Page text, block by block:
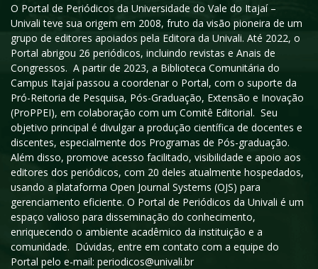
O Portal de Periódicos da Universidade do Vale do Itajaí –
Univali teve sua origem em 2008, fruto da visão pioneira de um
grupo de editores apoiados pela Editora da Univali. Até 2022, o
Portal abrigou 26 periódicos, incluindo revistas e Anais de
Congressos. A partir de 2023, a Biblioteca Comunitária do
Campus Itajaí passou a coordenar o Portal, com o suporte da
Pró-Reitoria de Pesquisa, Pós-Graduação, Extensão e Inovação
(ProPPEI), em colaboração com um Comitê Editorial. Seu
objetivo principal é divulgar a produção científica de docentes e
discentes, especialmente dos Programas de Pós-graduação.
Além disso, promove acesso facilitado, visibilidade e apoio aos
editores dos periódicos, com 20 deles atualmente hospedados,
usando a plataforma Open Journal Systems (OJS) para
gerenciamento eficiente. O Portal de Periódicos da Univali é um
espaço valioso para disseminação do conhecimento,
enriquecendo o ambiente acadêmico da instituição e a
comunidade. Dúvidas, entre em contato com a equipe do
Portal pelo e-mail: periodicos@univali.br